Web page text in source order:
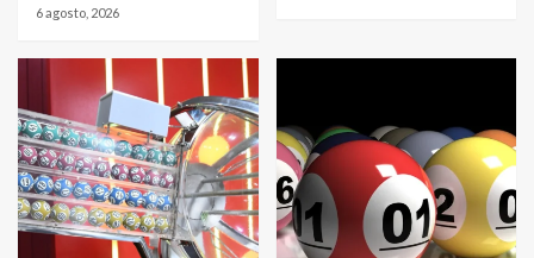
6 agosto, 2026